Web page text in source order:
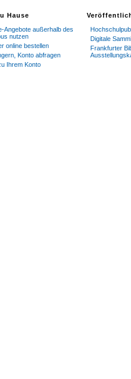
Hause
Angebote außerhalb des
nutzen
online bestellen
Konto abfragen
Ihrem Konto
Digitale
Frankfurter